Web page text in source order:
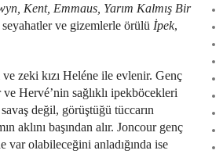
Kent, Emmaus, Yarım Kalmış Bir
ve gizemlerle örülü İpek,
zeki kızı Heléne ile evlenir. Genç
Hervé’nin sağlıklı ipekböcekleri
değil, görüştüğü tüccarın
aklını başından alır. Joncour genç
var olabileceğini anladığında ise